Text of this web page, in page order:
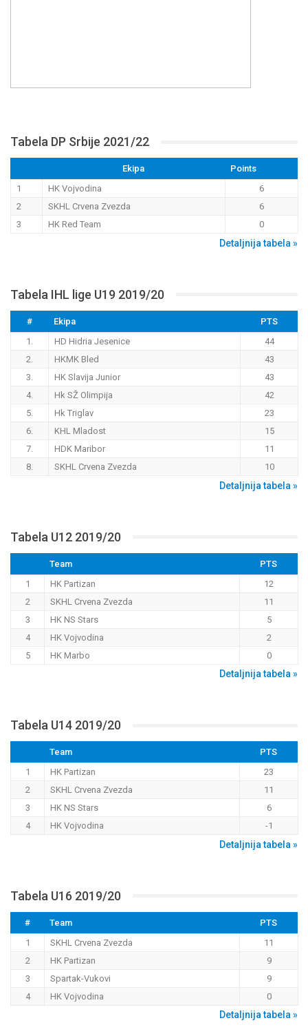
Tabela DP Srbije 2021/22
Ekipa
Points
1
HK Vojvodina
6
2
SKHL Crvena Zvezda
6
3
HK Red Team 0
Detaljnija tabela »
Tabela IHL lige U19 2019/20
# Ekipa
PTS
1.
HD Hidria Jesenice
44
2.
HKMK Bled
43
3.
HK Slavija Junior
43
4.
Hk SŽ Olimpija
42
5.
Hk Triglav
23
6.
KHL Mladost
15
7.
HDK Maribor
11
8.
SKHL Crvena Zvezda 10
Detaljnija tabela »
Tabela U12 2019/20
Team
PTS
1
HK Partizan
12
2
SKHL Crvena Zvezda
11
3
HK NS Stars
5
4
HK Vojvodina
2
5
HK Marbo 0
Detaljnija tabela »
Tabela U14 2019/20
Team
PTS
1
HK Partizan
23
2
SKHL Crvena Zvezda
11
3
HK NS Stars
6
4
HK Vojvodina -1
Detaljnija tabela »
Tabela U16 2019/20
# Team
PTS
1
SKHL Crvena Zvezda
11
2
HK Partizan
9
3
Spartak-Vukovi
9
4
HK Vojvodina 0
Detaljnija tabela »